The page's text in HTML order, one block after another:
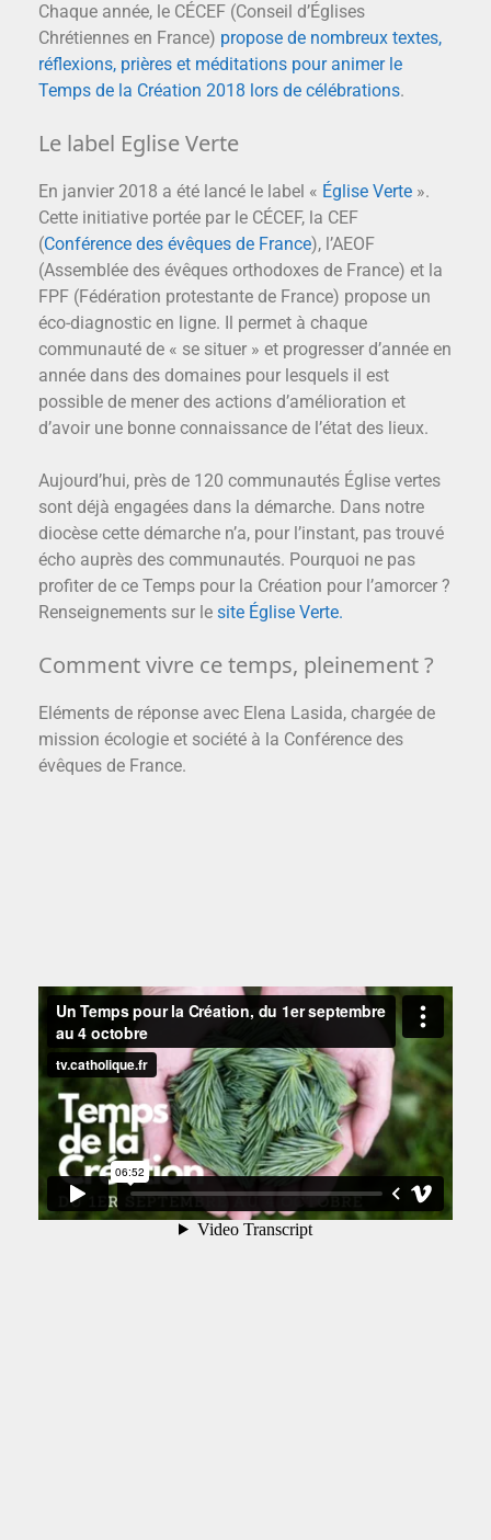
Chaque année, le CÉCEF (Conseil d’Églises
Chrétiennes en France) propose de nombreux textes,
réflexions, prières et méditations pour animer le
Temps de la Création 2018 lors de célébrations.
Le label Eglise Verte
En janvier 2018 a été lancé le label « Église Verte ».
Cette initiative portée par le CÉCEF, la CEF
(Conférence des évêques de France), l’AEOF
(Assemblée des évêques orthodoxes de France) et la
FPF (Fédération protestante de France) propose un
éco-diagnostic en ligne. Il permet à chaque
communauté de « se situer » et progresser d’année en
année dans des domaines pour lesquels il est
possible de mener des actions d’amélioration et
d’avoir une bonne connaissance de l’état des lieux.
Aujourd’hui, près de 120 communautés Église vertes
sont déjà engagées dans la démarche. Dans notre
diocèse cette démarche n’a, pour l’instant, pas trouvé
écho auprès des communautés. Pourquoi ne pas
profiter de ce Temps pour la Création pour l’amorcer ?
Renseignements sur le site Église Verte.
Comment vivre ce temps, pleinement ?
Eléments de réponse avec Elena Lasida, chargée de
mission écologie et société à la Conférence des
évêques de France.